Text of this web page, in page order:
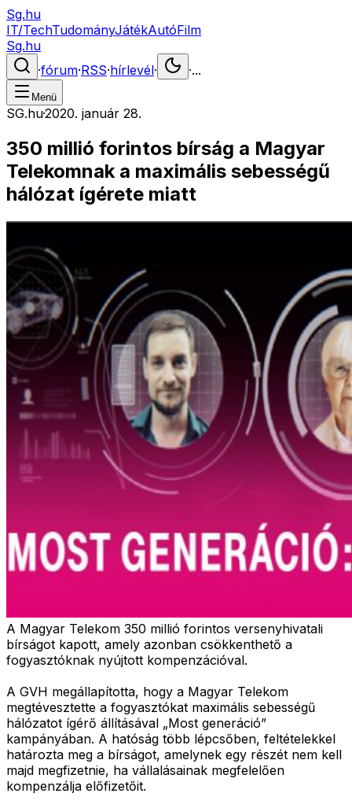
Sg.hu
IT/TechTudományJátékAutóFilm
Sg.hu
·fórum·RSS·hírlevél· ·...
Menü
SG.hu·2020. január 28.
350 millió forintos bírság a Magyar
Telekomnak a maximális sebességű
hálózat ígérete miatt
A Magyar Telekom 350 millió forintos versenyhivatali
bírságot kapott, amely azonban csökkenthető a
fogyasztóknak nyújtott kompenzációval.
A GVH megállapította, hogy a Magyar Telekom
megtévesztette a fogyasztókat maximális sebességű
hálózatot ígérő állításával „Most generáció”
kampányában. A hatóság több lépcsőben, feltételekkel
határozta meg a bírságot, amelynek egy részét nem kell
majd megfizetnie, ha vállalásainak megfelelően
kompenzálja előfizetőit.